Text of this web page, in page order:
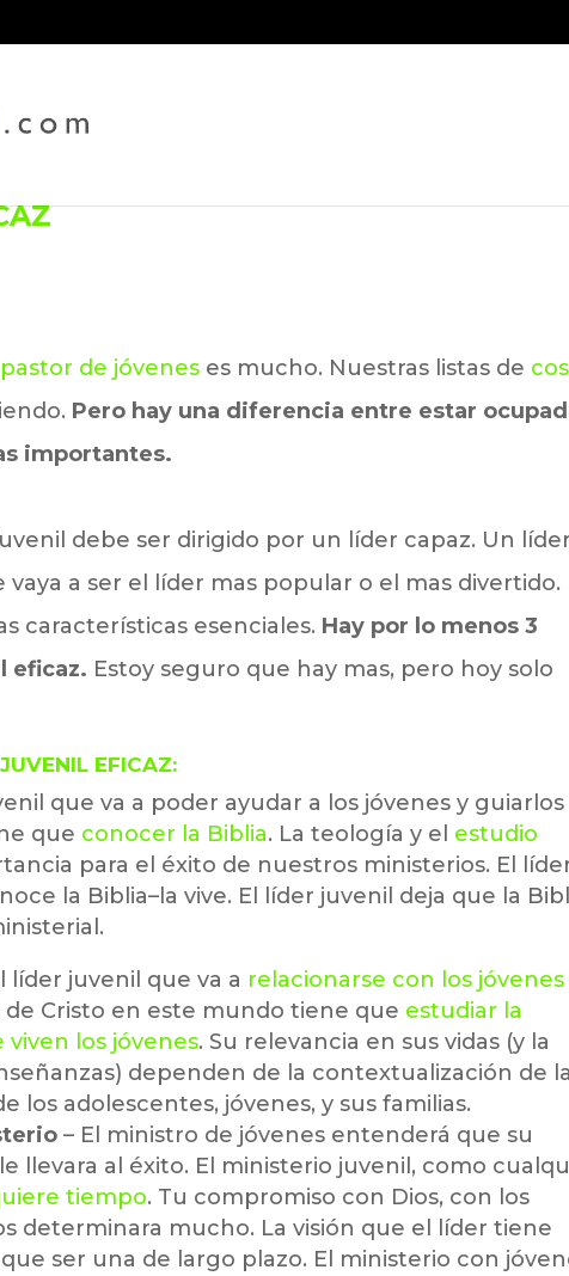
de jóvenes es mucho. Nuestras listas de
Pero hay una diferencia entre estar
importantes.
debe ser dirigido por un líder capaz. Un líder
a ser el líder mas popular o el mas divertido.
características esenciales. Hay por lo menos 3
eficaz. Estoy seguro que hay mas, pero hoy solo
EFICAZ:
que va a poder ayudar a los jóvenes y guiarlos
que conocer la Biblia. La teología y el estudio
para el éxito de nuestros ministerios. El
la Biblia–la vive. El líder juvenil deja que la
líder juvenil que va a relacionarse con los jóvenes
de Cristo en este mundo tiene que estudiar la
los jóvenes. Su relevancia en sus vidas (y la
dependen de la contextualización de
los adolescentes, jóvenes, y sus familias.
– El ministro de jóvenes entenderá que su
llevara al éxito. El ministerio juvenil, como
tiempo. Tu compromiso con Dios, con los
determinara mucho. La visión que el líder tiene
ser una de largo plazo. El ministerio con